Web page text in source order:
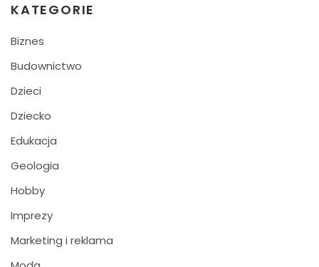
KATEGORIE
Biznes
Budownictwo
Dzieci
Dziecko
Edukacja
Geologia
Hobby
Imprezy
Marketing i reklama